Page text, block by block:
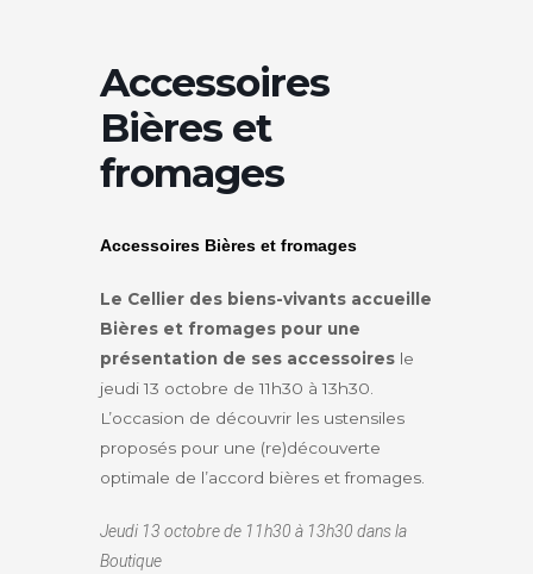
Accessoires
Bières et
fromages
Accessoires Bières et fromages
Le Cellier des biens-vivants accueille
Bières et fromages pour une
présentation de ses accessoires le
jeudi 13 octobre de 11h30 à 13h30.
L’occasion de découvrir les ustensiles
proposés pour une (re)découverte
optimale de l’accord bières et fromages.
Jeudi 13 octobre de 11h30 à 13h30 dans la
Boutique